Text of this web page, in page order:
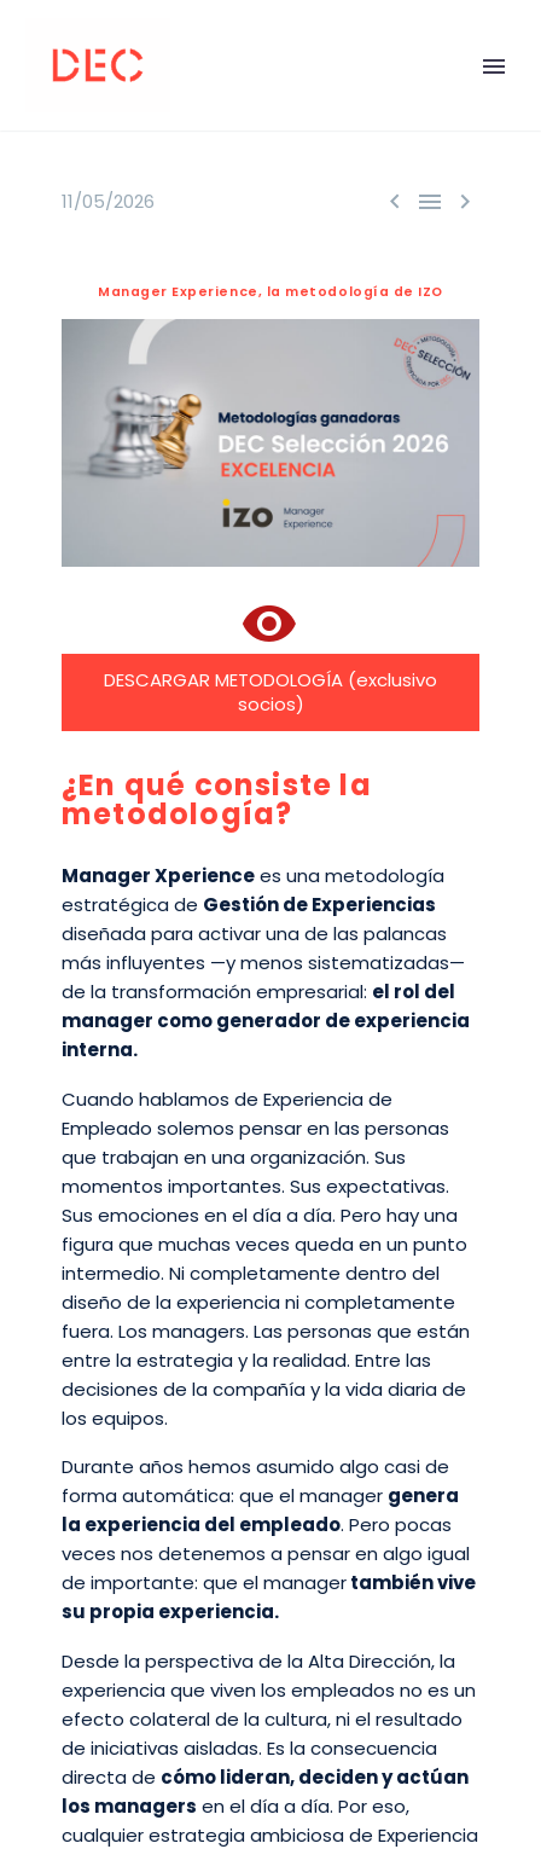
  
11/05/2026
Manager Experience, la metodología de IZO


DESCARGAR METODOLOGÍA (exclusivo
socios)
¿En qué consiste la
metodología?
Manager Xperiencees una metodología
estratégica de Gestión de Experiencias
diseñada para activar una de las palancas
más influyentes —y menos sistematizadas—
de la transformación empresarial: el rol del
manager como generador de experiencia
interna.
Cuando hablamos de Experiencia de
Empleado solemos pensar en las personas
que trabajan en una organización. Sus
momentos importantes. Sus expectativas.
Sus emociones en el día a día. Pero hay una
figura que muchas veces queda en un punto
intermedio. Ni completamente dentro del
diseño de la experiencia ni completamente
fuera. Los managers. Las personas que están
entre la estrategia y la realidad. Entre las
decisiones de la compañía y la vida diaria de
los equipos.
Durante años hemos asumido algo casi de
forma automática: que el manager genera
la experiencia del empleado. Pero pocas
veces nos detenemos a pensar en algo igual
de importante: que el managertambién vive
su propia experiencia.
Desde la perspectiva de la Alta Dirección, la
experiencia que viven los empleados no es un
efecto colateral de la cultura, ni el resultado
de iniciativas aisladas. Es la consecuencia
directa de cómo lideran, deciden y actúan
los managers en el día a día. Por eso,
cualquier estrategia ambiciosa de Experiencia